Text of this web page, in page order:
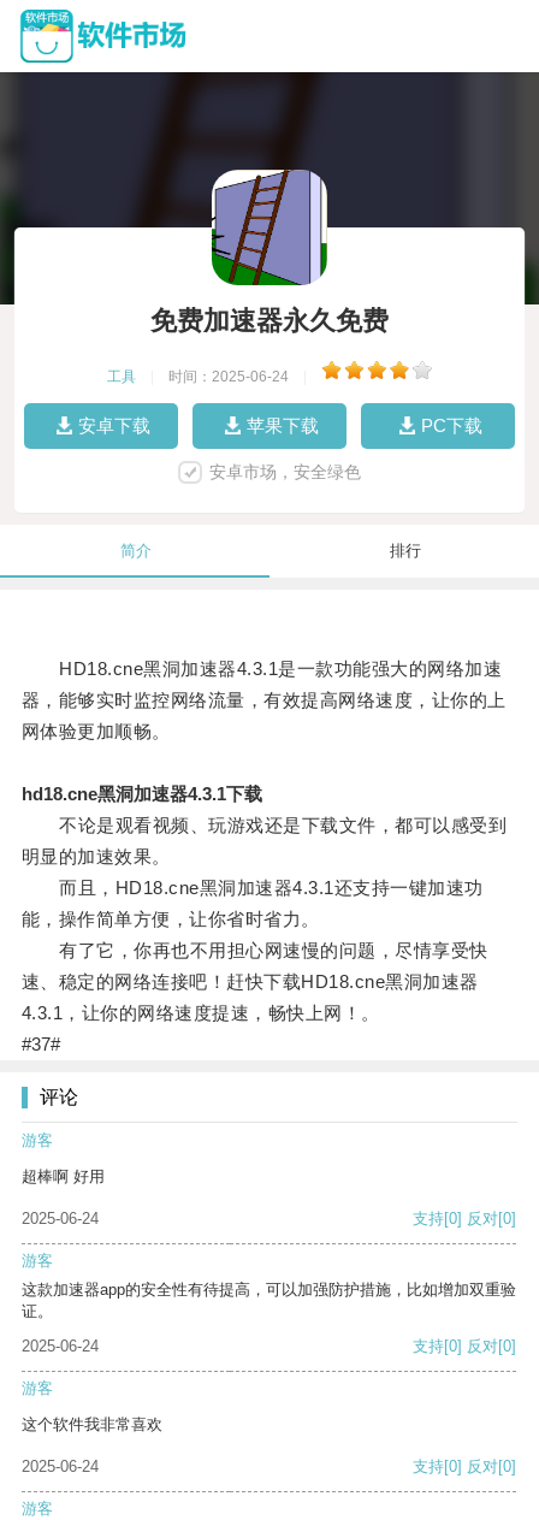
免费加速器永久免费
工具 时间：2025-06-24
安卓下载 苹果下载 PC下载
安卓市场，安全绿色
简介 排行
HD18.cne黑洞加速器4.3.1是一款功能强大的网络加速
器，能够实时监控网络流量，有效提高网络速度，让你的上
网体验更加顺畅。
hd18.cne黑洞加速器4.3.1下载
不论是观看视频、玩游戏还是下载文件，都可以感受到
明显的加速效果。
而且，HD18.cne黑洞加速器4.3.1还支持一键加速功
能，操作简单方便，让你省时省力。
有了它，你再也不用担心网速慢的问题，尽情享受快
速、稳定的网络连接吧！赶快下载HD18.cne黑洞加速器
4.3.1，让你的网络速度提速，畅快上网！。
#37#
评论
游客
超棒啊 好用
2025-06-24 支持[0] 反对[0]
游客
这款加速器app的安全性有待提高，可以加强防护措施，比如增加双重验
证。
2025-06-24
支持[0] 反对[0]
游客
这个软件我非常喜欢
2025-06-24 支持[0] 反对[0]
游客